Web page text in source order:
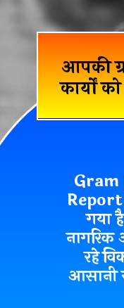
आपकी
कार्यों
Report
गया
नागरिक
रहे